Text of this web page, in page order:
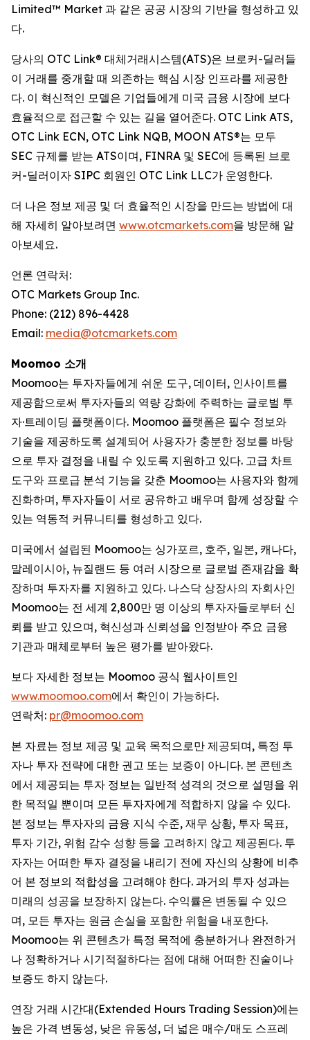
Limited™ Market 과 같은 공공 시장의 기반을 형성하고 있
다.
당사의 OTC Link® 대체거래시스템(ATS)은 브로커-딜러들
이 거래를 중개할 때 의존하는 핵심 시장 인프라를 제공한
다. 이 혁신적인 모델은 기업들에게 미국 금융 시장에 보다
효율적으로 접근할 수 있는 길을 열어준다. OTC Link ATS,
OTC Link ECN, OTC Link NQB, MOON ATS®는 모두
SEC 규제를 받는 ATS이며, FINRA 및 SEC에 등록된 브로
커-딜러이자 SIPC 회원인 OTC Link LLC가 운영한다.
더 나은 정보 제공 및 더 효율적인 시장을 만드는 방법에 대
해 자세히 알아보려면 www.otcmarkets.com을 방문해 알
아보세요.
언론 연락처:
OTC Markets Group Inc.
Phone: (212) 896-4428
Email: media@otcmarkets.com
Moomoo 소개
Moomoo는 투자자들에게 쉬운 도구, 데이터, 인사이트를
제공함으로써 투자자들의 역량 강화에 주력하는 글로벌 투
자·트레이딩 플랫폼이다. Moomoo 플랫폼은 필수 정보와
기술을 제공하도록 설계되어 사용자가 충분한 정보를 바탕
으로 투자 결정을 내릴 수 있도록 지원하고 있다. 고급 차트
도구와 프로급 분석 기능을 갖춘 Moomoo는 사용자와 함께
진화하며, 투자자들이 서로 공유하고 배우며 함께 성장할 수
있는 역동적 커뮤니티를 형성하고 있다.
미국에서 설립된 Moomoo는 싱가포르, 호주, 일본, 캐나다,
말레이시아, 뉴질랜드 등 여러 시장으로 글로벌 존재감을 확
장하며 투자자를 지원하고 있다. 나스닥 상장사의 자회사인
Moomoo는 전 세계 2,800만 명 이상의 투자자들로부터 신
뢰를 받고 있으며, 혁신성과 신뢰성을 인정받아 주요 금융
기관과 매체로부터 높은 평가를 받아왔다.
보다 자세한 정보는 Moomoo 공식 웹사이트인
www.moomoo.com에서 확인이 가능하다.
연락처: pr@moomoo.com
본 자료는 정보 제공 및 교육 목적으로만 제공되며, 특정 투
자나 투자 전략에 대한 권고 또는 보증이 아니다. 본 콘텐츠
에서 제공되는 투자 정보는 일반적 성격의 것으로 설명을 위
한 목적일 뿐이며 모든 투자자에게 적합하지 않을 수 있다.
본 정보는 투자자의 금융 지식 수준, 재무 상황, 투자 목표,
투자 기간, 위험 감수 성향 등을 고려하지 않고 제공된다. 투
자자는 어떠한 투자 결정을 내리기 전에 자신의 상황에 비추
어 본 정보의 적합성을 고려해야 한다. 과거의 투자 성과는
미래의 성공을 보장하지 않는다. 수익률은 변동될 수 있으
며, 모든 투자는 원금 손실을 포함한 위험을 내포한다.
Moomoo는 위 콘텐츠가 특정 목적에 충분하거나 완전하거
나 정확하거나 시기적절하다는 점에 대해 어떠한 진술이나
보증도 하지 않는다.
연장 거래 시간대(Extended Hours Trading Session)에는
높은 가격 변동성, 낮은 유동성, 더 넓은 매수/매도 스프레